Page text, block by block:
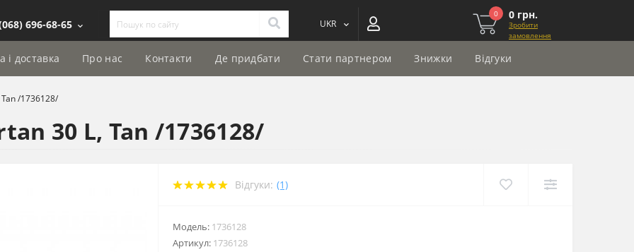
696-68-65 UKR
0 0 грн.
Зробити
замовлення
і доставка Про нас Контакти Де придбати Стати партнером Знижки Відгуки
/1736128/
30 L, Tan /1736128/
Відгуки: (1)
Модель: 1736128
Артикул: 1736128